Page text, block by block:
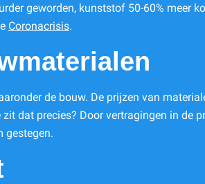
geworden, kunststof 50-60% meer
Coronacrisis.
de bouw. De prijzen van
zit dat precies? Door vertragingen in de
gestegen.